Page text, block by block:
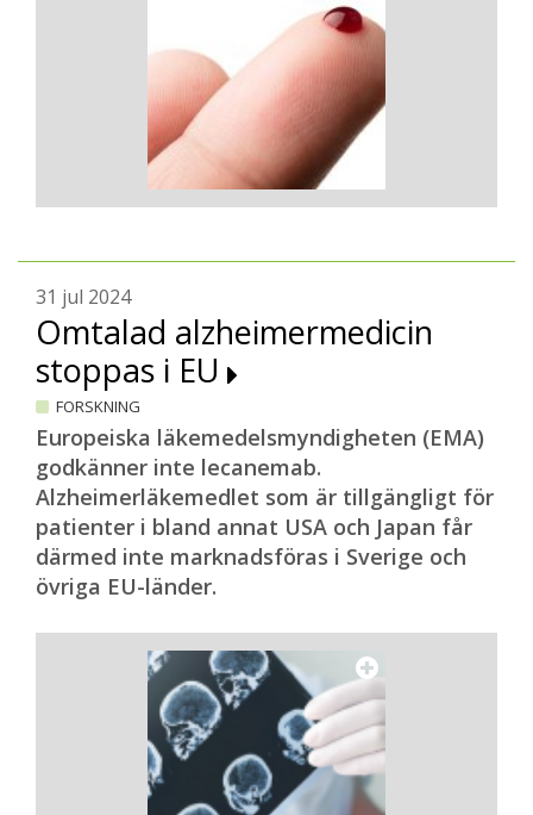
31 jul 2024
Omtalad alzheimermedicin
stoppas i EU
FORSKNING
Europeiska läkemedelsmyndigheten (EMA)
godkänner inte lecanemab.
Alzheimerläkemedlet som är tillgängligt för
patienter i bland annat USA och Japan får
därmed inte marknadsföras i Sverige och
övriga EU-länder.